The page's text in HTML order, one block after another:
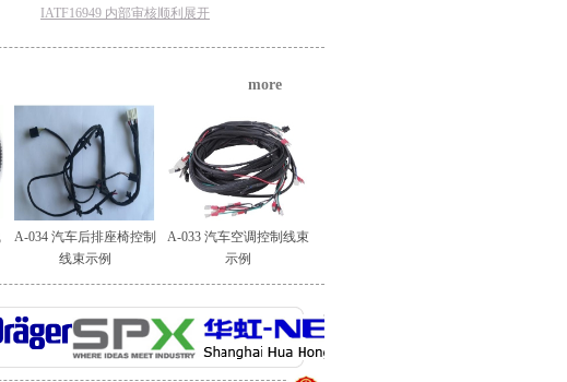
IATF16949 内部审核顺利展开
more
A-034 汽车后排座椅控制
线束示例
A-033 汽车空调控制线束
示例